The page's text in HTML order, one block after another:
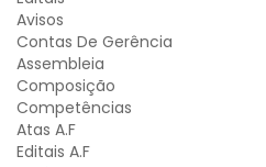
Avisos
Contas De Gerência
Assembleia
Composição
Competências
Atas A.F
Editais A.F